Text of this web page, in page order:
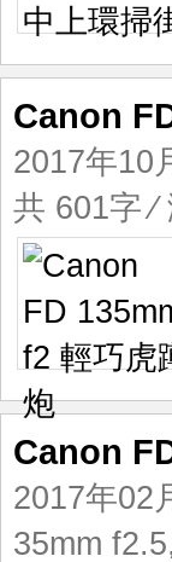
Canon
2017年10
共 601字
Canon
2017年02
35mm f2.5,